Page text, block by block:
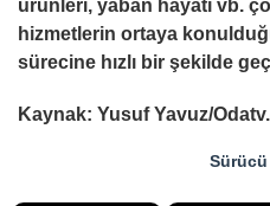
ürünleri, yaban hayatı vb.
hizmetlerin ortaya
sürecine hızlı bir şekilde
Kaynak: Yusuf Yavuz/